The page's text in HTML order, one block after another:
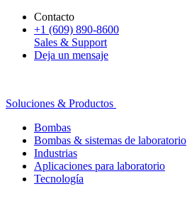
Contacto
+1 (609) 890-8600
Sales & Support
Deja un mensaje
Soluciones & Productos
Bombas
Bombas & sistemas de laboratorio
Industrias
Aplicaciones para laboratorio
Tecnología